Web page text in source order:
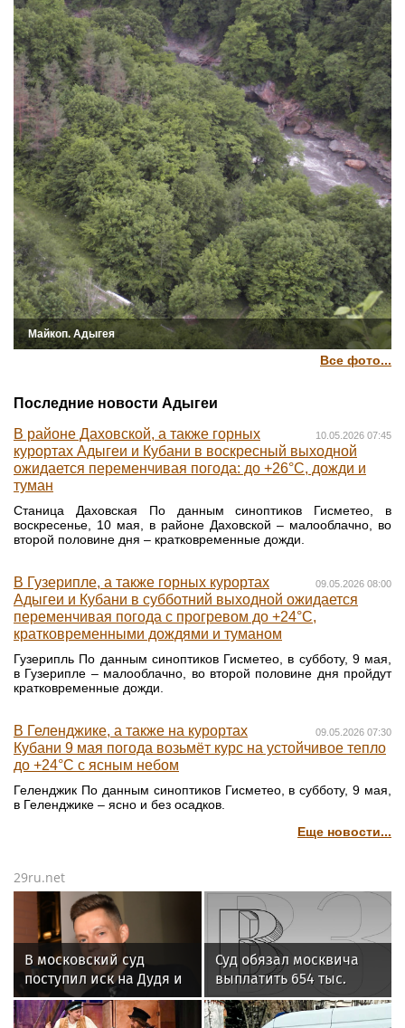
Майкоп. Адыгея
Все фото...
Последние новости Адыгеи
10.05.2026 07:45
В районе Даховской, а также горных
курортах Адыгеи и Кубани в воскресный выходной
ожидается переменчивая погода: до +26°С, дожди и
туман
Станица Даховская По данным синоптиков Гисметео, в
воскресенье, 10 мая, в районе Даховской – малооблачно, во
второй половине дня – кратковременные дожди.
09.05.2026 08:00
В Гузерипле, а также горных курортах
Адыгеи и Кубани в субботний выходной ожидается
переменчивая погода с прогревом до +24°С,
кратковременными дождями и туманом
Гузерипль По данным синоптиков Гисметео, в субботу, 9 мая,
в Гузерипле – малооблачно, во второй половине дня пройдут
кратковременные дожди.
09.05.2026 07:30
В Геленджике, а также на курортах
Кубани 9 мая погода возьмёт курс на устойчивое тепло
до +24°С с ясным небом
Геленджик По данным синоптиков Гисметео, в субботу, 9 мая,
в Геленджике – ясно и без осадков.
Еще новости...
29ru.net
В московский суд
поступил иск на Дудя и
Noize MC
Суд обязал москвича
выплатить 654 тыс.
рублей за устроенный
кошкой потоп